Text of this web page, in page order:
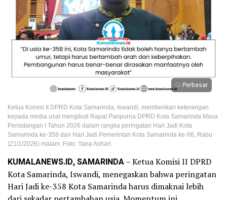
Perbesar
Ketua Komisi II DPRD Kota Samarinda, Iswandi, memberikan keterangan
kepada media usai mengikuti Rapat Paripurna DPRD Kota Samarinda Masa
Persidangan I Tahun 2026 dalam rangka peringatan Hari Jadi Kota
Samarinda ke-358 dan Hari Jadi Pemerintah Kota Samarinda ke-66, Rabu
(21/1/2026) malam. Foto: Yana Ashari.
KUMALANEWS.ID, SAMARINDA– Ketua Komisi II DPRD
Kota Samarinda, Iswandi, menegaskan bahwa peringatan
Hari Jadi ke-358 Kota Samarinda harus dimaknai lebih